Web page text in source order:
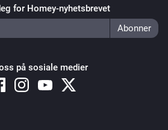
for Homey-nyhetsbrevet
på sosiale medier